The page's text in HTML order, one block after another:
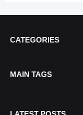
CATEGORIES
MAIN TAGS